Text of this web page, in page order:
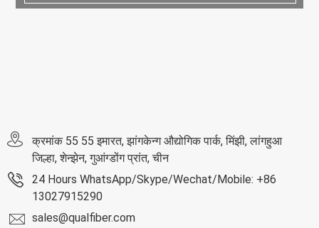
क्रमांक 55 55 इमारत, झांगकेन्ग औद्योगिक पार्क, मिंझी, लांगहुआ
जिल्हा, शेन्झेन, गुआंग्डोंग प्रांत, चीन
24 Hours WhatsApp/Skype/Wechat/Mobile: +86
13027915290
sales@qualfiber.com